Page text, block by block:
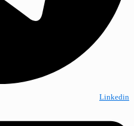
Linkedin